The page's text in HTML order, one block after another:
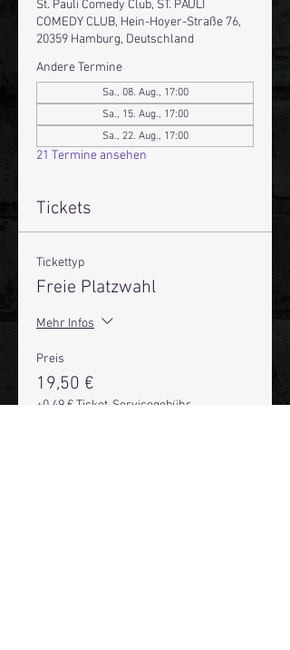
St. Pauli Comedy Club, ST. PAULI
COMEDY CLUB, Hein-Hoyer-Straße 76,
20359 Hamburg, Deutschland
Andere Termine
Sa., 08. Aug., 17:00
Sa., 15. Aug., 17:00
Sa., 22. Aug., 17:00
21 Termine ansehen
Tickets
Tickettyp
Freie Platzwahl
Mehr Infos
Preis
19,50 €
+0,49 € Ticket-Servicegebühr